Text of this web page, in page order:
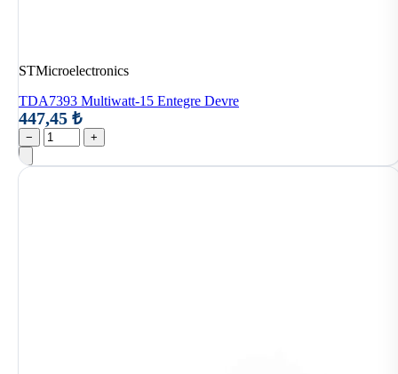
STMicroelectronics
TDA7393 Multiwatt-15 Entegre Devre
447,45 ₺
− +